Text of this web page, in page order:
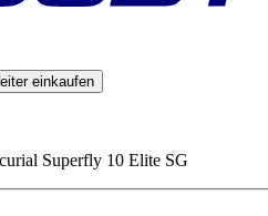
einkaufen
Superfly 10 Elite SG